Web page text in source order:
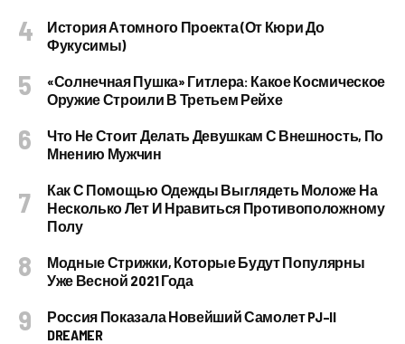
История Атомного Проекта (от Кюри До
Фукусимы)
«Солнечная Пушка» Гитлера: Какое Космическое
Оружие Строили В Третьем Рейхе
Что Не Стоит Делать Девушкам С Внешность, По
Мнению Мужчин
Как С Помощью Одежды Выглядеть Моложе На
Несколько Лет И Нравиться Противоположному
Полу
Модные Стрижки, Которые Будут Популярны
Уже Весной 2021 Года
Россия Показала Новейший Самолет PJ–II
DREAMER